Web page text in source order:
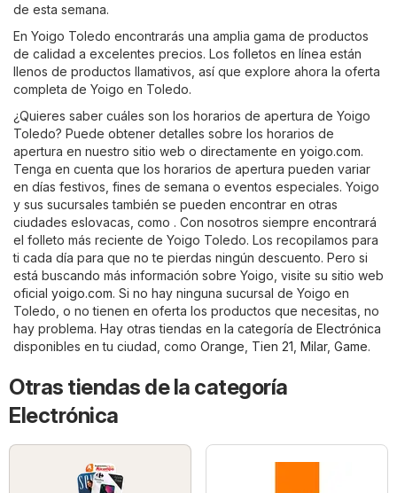
de esta semana.
En Yoigo Toledo encontrarás una amplia gama de productos
de calidad a excelentes precios. Los folletos en línea están
llenos de productos llamativos, así que explore ahora la oferta
completa de Yoigo en Toledo.
¿Quieres saber cuáles son los horarios de apertura de Yoigo
Toledo? Puede obtener detalles sobre los horarios de
apertura en nuestro sitio web o directamente en yoigo.com.
Tenga en cuenta que los horarios de apertura pueden variar
en días festivos, fines de semana o eventos especiales. Yoigo
y sus sucursales también se pueden encontrar en otras
ciudades eslovacas, como . Con nosotros siempre encontrará
el folleto más reciente de Yoigo Toledo. Los recopilamos para
ti cada día para que no te pierdas ningún descuento. Pero si
está buscando más información sobre Yoigo, visite su sitio web
oficial yoigo.com. Si no hay ninguna sucursal de Yoigo en
Toledo, o no tienen en oferta los productos que necesitas, no
hay problema. Hay otras tiendas en la categoría de Electrónica
disponibles en tu ciudad, como Orange Tien 21 Milar, Game.
Otras tiendas de la categoría
Electrónica